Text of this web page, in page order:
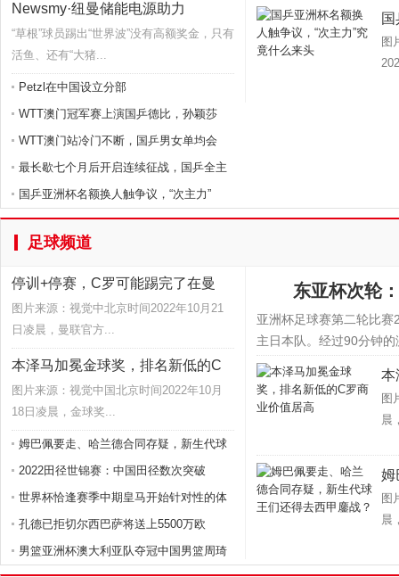
Newsmy·纽曼储能电源助力
“草根”球员踢出“世界波”没有高额奖金，只有
活鱼、还有“大猪...
Petzl在中国设立分部
WTT澳门冠军赛上演国乒德比，孙颖莎
WTT澳门站冷门不断，国乒男女单均会
最长歇七个月后开启连续征战，国乒全主
国乒亚洲杯名额换人触争议，“次主力”
图
足球频道
停训+停赛，C罗可能踢完了在曼
图片来源：视觉中北京时间2022年10月21
日凌晨，曼联官方...
本泽马加冕金球奖，排名新低的C
图片来源：视觉中国北京时间2022年10月
18日凌晨，金球奖...
姆巴佩要走、哈兰德合同存疑，新生代球
2022田径世锦赛：中国田径数次突破
世界杯恰逢赛季中期皇马开始针对性的体
孔德已拒切尔西巴萨将送上5500万欧
男篮亚洲杯澳大利亚队夺冠中国男篮周琦
东亚杯次轮
亚洲杯足球赛第二轮比
主日本队。经过90分钟
本
图
晨
姆
图
晨